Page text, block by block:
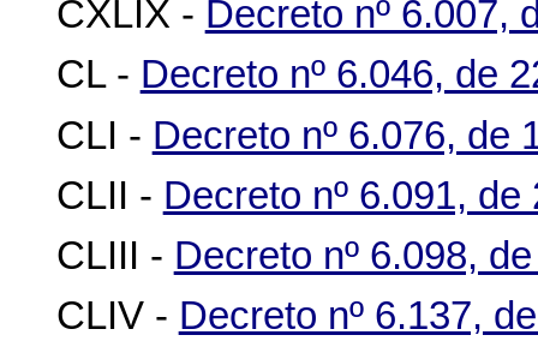
CXLIX - Decreto nº 6.007,
CL - Decreto nº 6.046, de
CLI - Decreto nº 6.076, de
CLII - Decreto nº 6.091,
CLIII - Decreto nº 6.098,
CLIV - Decreto nº 6.137,